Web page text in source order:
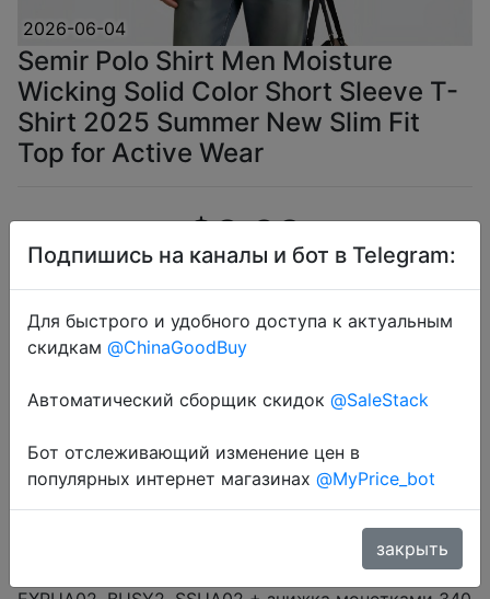
2026-06-04
Semir Polo Shirt Men Moisture
Wicking Solid Color Short Sleeve T-
Shirt 2025 Summer New Slim Fit
Top for Active Wear
$8.63
Промокод:"AEUA2"
Промокод на вибір $2/$12 (16.67%) → AEUA2,
UACD2, LR02, SPEKA02, AEXP02, LRUKR02,
Подпишись на каналы и бот в Telegram:
Для быстрого и удобного доступа к актуальным
скидкам @ChinaGoodBuy
Автоматический сборщик скидок @SaleStack
Бот отслеживающий изменение цен в
популярных интернет магазинах @MyPrice_bot
закрыть